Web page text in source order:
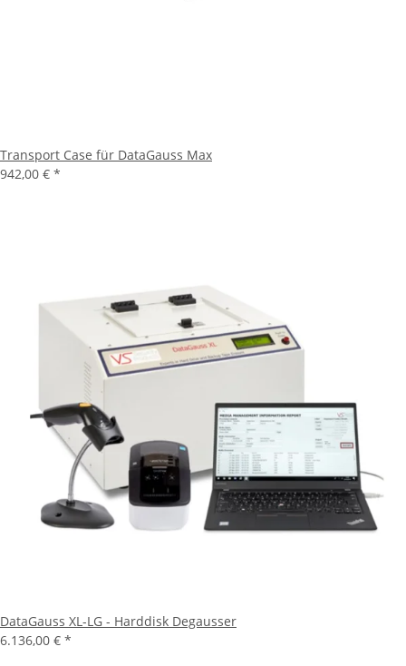
Transport Case für DataGauss Max
942,00 € *
DataGauss XL-LG - Harddisk Degausser
6.136,00 € *